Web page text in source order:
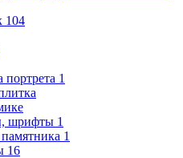
104
портрета 1
шрифты 1
1
16